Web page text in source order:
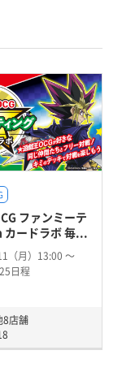
ファンミーテ
カードラボ 毎...
（月）13:00 〜
日程
8店舗